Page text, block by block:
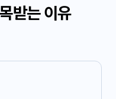
받는 이유